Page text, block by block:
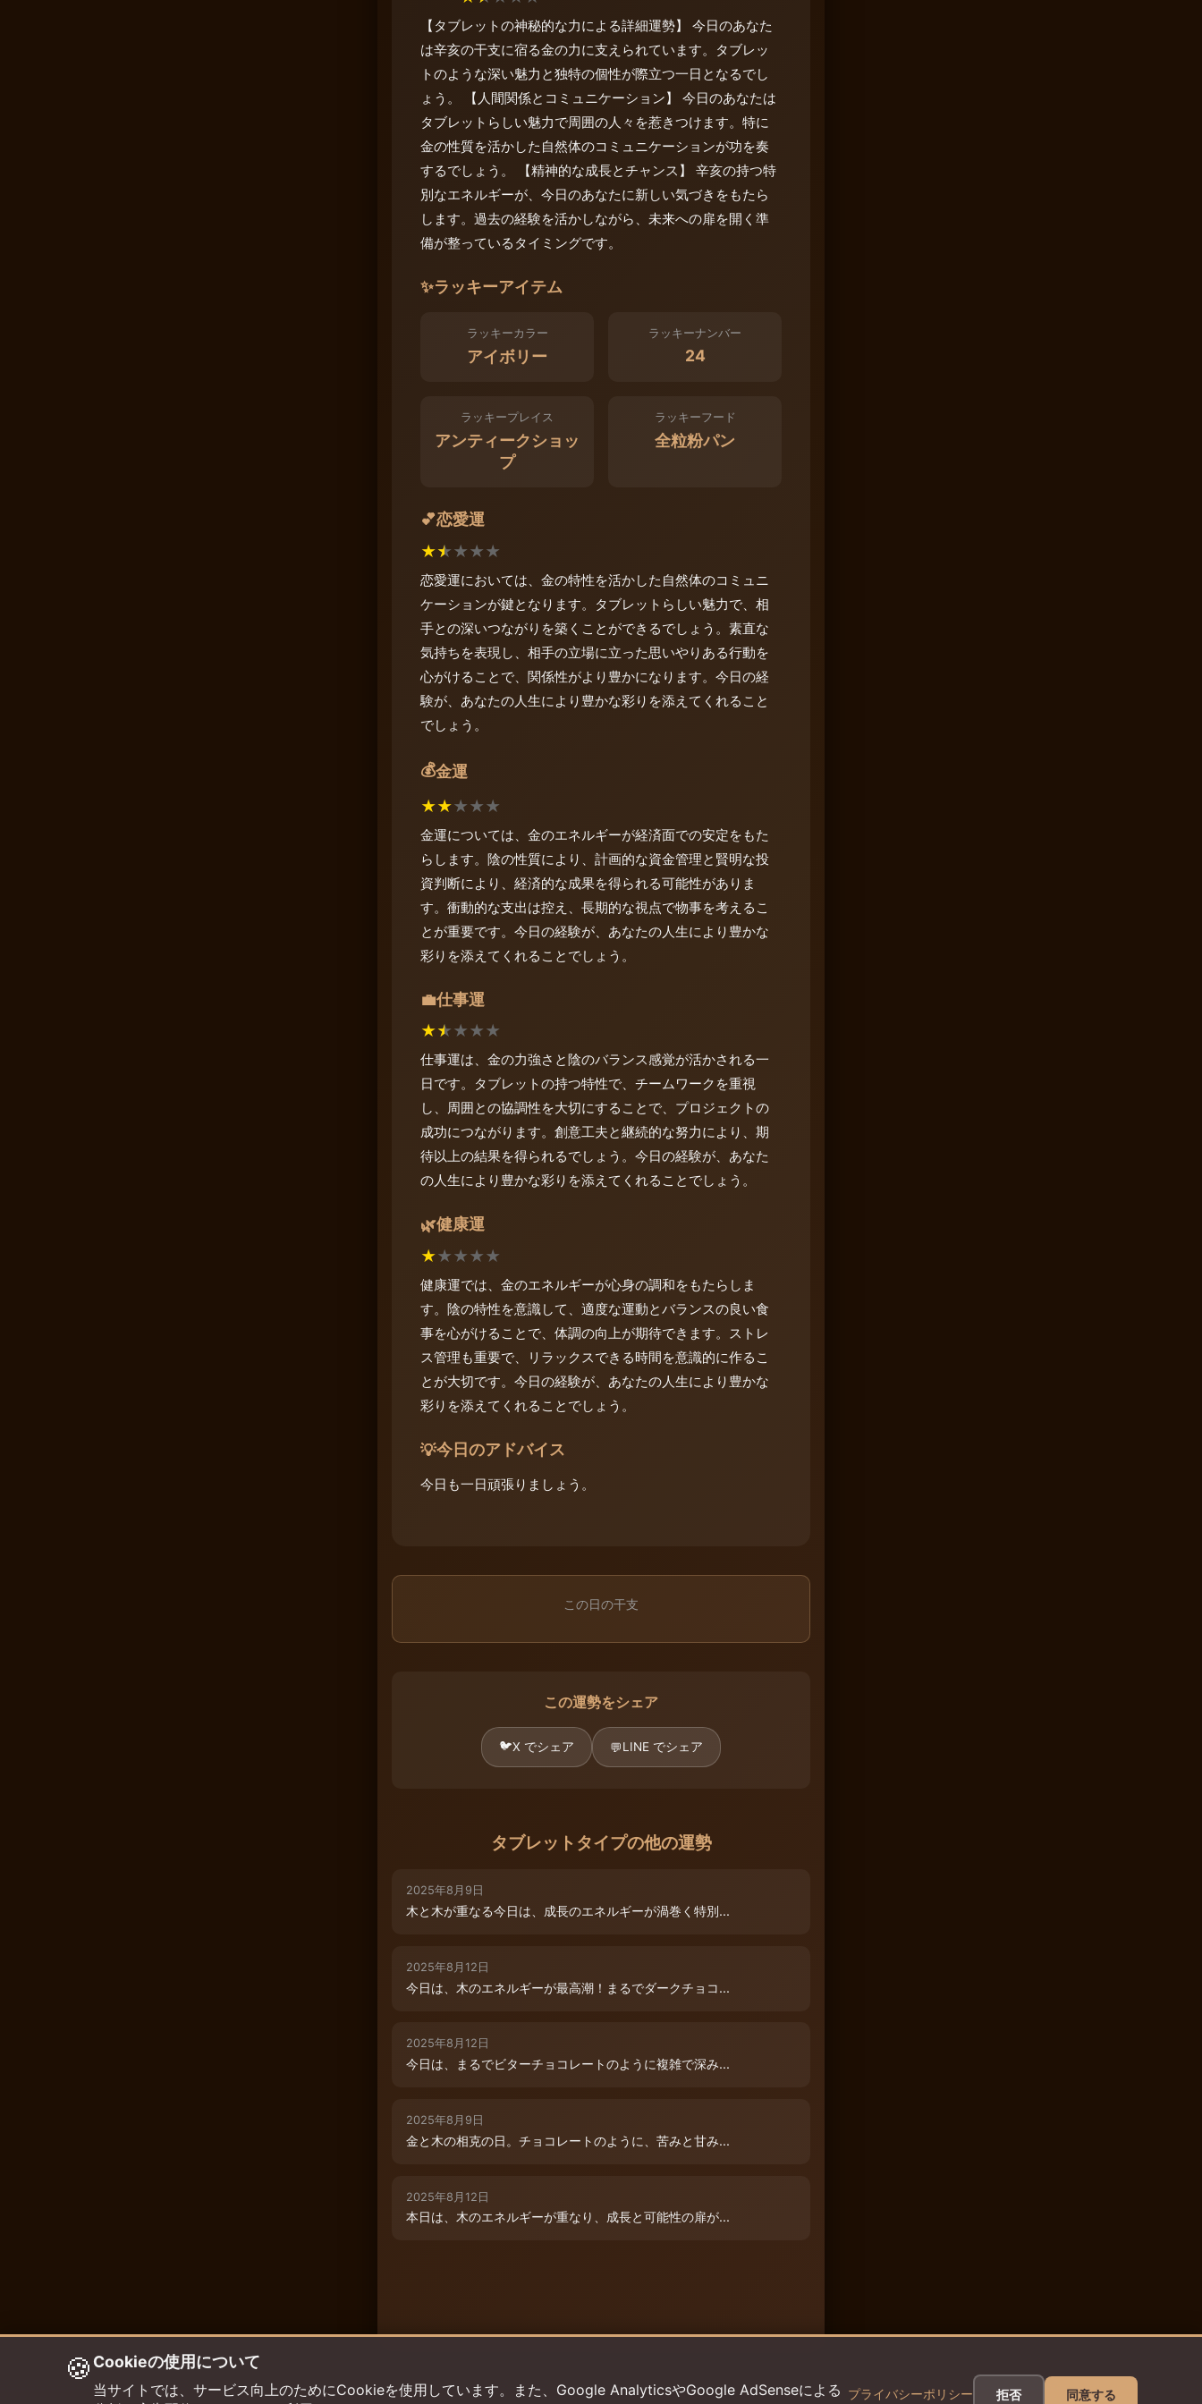
【タブレットの神秘的な力による詳細運勢】 今日のあなた
は辛亥の干支に宿る金の力に支えられています。タブレッ
トのような深い魅力と独特の個性が際立つ一日となるでし
ょう。 【人間関係とコミュニケーション】 今日のあなたは
タブレットらしい魅力で周囲の人々を惹きつけます。特に
金の性質を活かした自然体のコミュニケーションが功を奏
するでしょう。 【精神的な成長とチャンス】 辛亥の持つ特
別なエネルギーが、今日のあなたに新しい気づきをもたら
します。過去の経験を活かしながら、未来への扉を開く準
備が整っているタイミングです。
✨ラッキーアイテム
ラッキーカラー
アイボリー
ラッキーナンバー
24
ラッキープレイス
アンティークショッ
プ
ラッキーフード
全粒粉パン
💕恋愛運
★★★★★
恋愛運においては、金の特性を活かした自然体のコミュニ
ケーションが鍵となります。タブレットらしい魅力で、相
手との深いつながりを築くことができるでしょう。素直な
気持ちを表現し、相手の立場に立った思いやりある行動を
心がけることで、関係性がより豊かになります。今日の経
験が、あなたの人生により豊かな彩りを添えてくれること
でしょう。
💰金運
★★★★★
金運については、金のエネルギーが経済面での安定をもた
らします。陰の性質により、計画的な資金管理と賢明な投
資判断により、経済的な成果を得られる可能性がありま
す。衝動的な支出は控え、長期的な視点で物事を考えるこ
とが重要です。今日の経験が、あなたの人生により豊かな
彩りを添えてくれることでしょう。
💼仕事運
★★★★★
仕事運は、金の力強さと陰のバランス感覚が活かされる一
日です。タブレットの持つ特性で、チームワークを重視
し、周囲との協調性を大切にすることで、プロジェクトの
成功につながります。創意工夫と継続的な努力により、期
待以上の結果を得られるでしょう。今日の経験が、あなた
の人生により豊かな彩りを添えてくれることでしょう。
🌿健康運
★★★★★
健康運では、金のエネルギーが心身の調和をもたらしま
す。陰の特性を意識して、適度な運動とバランスの良い食
事を心がけることで、体調の向上が期待できます。ストレ
ス管理も重要で、リラックスできる時間を意識的に作るこ
とが大切です。今日の経験が、あなたの人生により豊かな
彩りを添えてくれることでしょう。
💡今日のアドバイス
今日も一日頑張りましょう。
この日の干支
この運勢をシェア
🐦X でシェア 💬LINE でシェア
タブレットタイプの他の運勢
2025年8月9日
木と木が重なる今日は、成長のエネルギーが渦巻く特別...
2025年8月12日
今日は、木のエネルギーが最高潮！まるでダークチョコ...
2025年8月12日
今日は、まるでビターチョコレートのように複雑で深み...
2025年8月9日
金と木の相克の日。チョコレートのように、苦みと甘み...
2025年8月12日
本日は、木のエネルギーが重なり、成長と可能性の扉が...
🍪 Cookieの使用について
当サイトでは、サービス向上のためにCookieを使用しています。また、Google AnalyticsやGoogle AdSenseによる プライバシーポリシー 拒否 同意する